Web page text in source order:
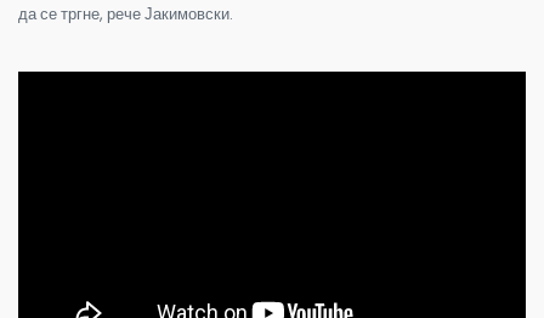
да се тргне, рече Јакимовски.